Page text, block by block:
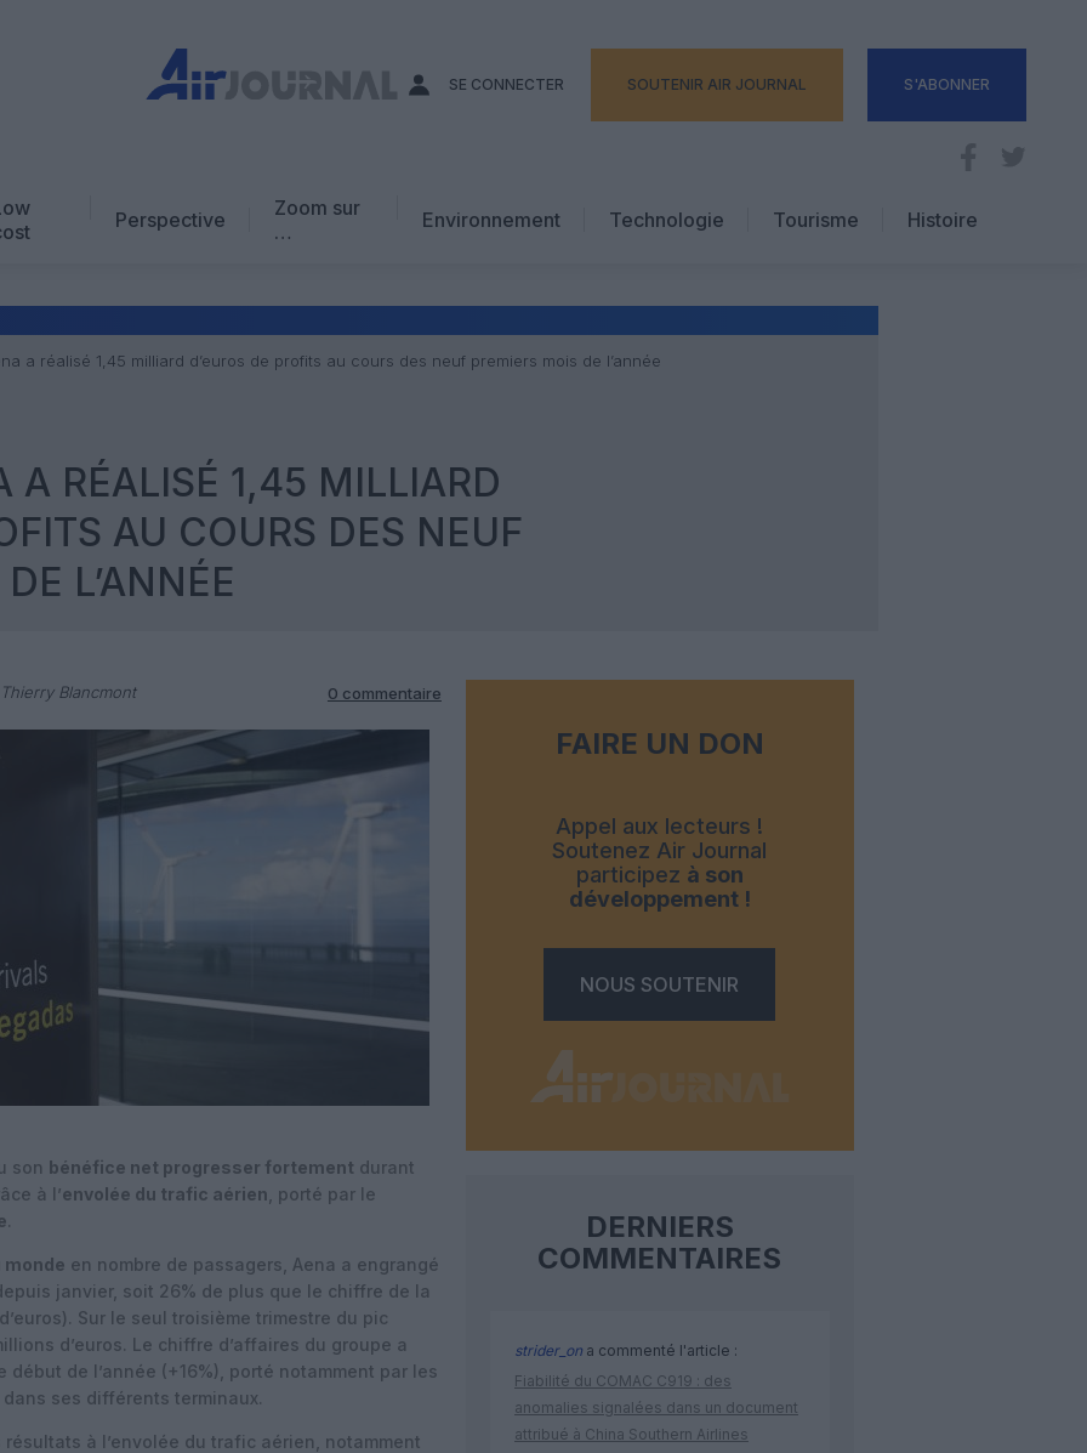
SE CONNECTER SOUTENIR AIR JOURNAL S'ABONNER
Perspective
Zoom sur
…
Avis d’expert
Environnement Technologie
Tourisme
Hôtellerie
Histoire
a réalisé 1,45 milliard d’euros de profits au cours des neuf premiers mois de l’année
A RÉALISÉ 1,45 MILLIARD
AU COURS DES NEUF
L’ANNÉE
Blancmont 0 commentaire
son bénéfice net progresser fortement durant
à l’envolée du trafic aérien , porté par le
.
en nombre de passagers, Aena a engrangé
janvier, soit 26% de plus que le chiffre de la
Sur le seul troisième trimestre du pic
d’euros. Le chiffre d’affaires du groupe a
de l’année (+16%), porté notamment par les
ses différents terminaux.
à l’envolée du trafic aérien, notamment
FAIRE UN DON
Appel aux lecteurs !
Soutenez Air Journal
participez à son
développement !
NOUS SOUTENIR
DERNIERS
COMMENTAIRES
strider_on a commenté l'article :
Fiabilité du COMAC C919 : des
anomalies signalées dans un document
attribué à China Southern Airlines